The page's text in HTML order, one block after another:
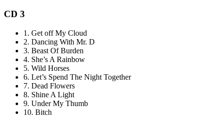
CD 3
1. Get off My Cloud
2. Dancing With Mr. D
3. Beast Of Burden
4. She’s A Rainbow
5. Wild Horses
6. Let’s Spend The Night Together
7. Dead Flowers
8. Shine A Light
9. Under My Thumb
10. Bitch